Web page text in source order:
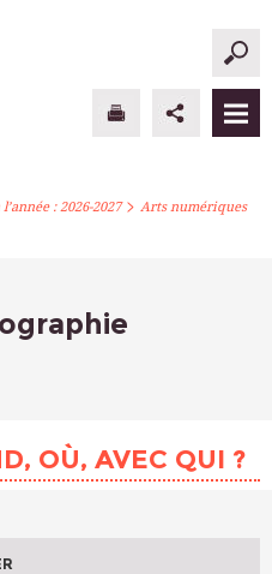
L’ANNÉE
: 2026-2027> Arts numériques
OÙ, AVEC QUI ?